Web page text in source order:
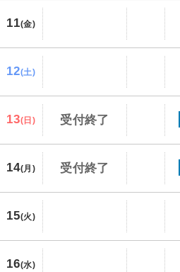
11(金)
12(土)
13(日) 受付終了
14(月) 受付終了
15(火)
16(水)